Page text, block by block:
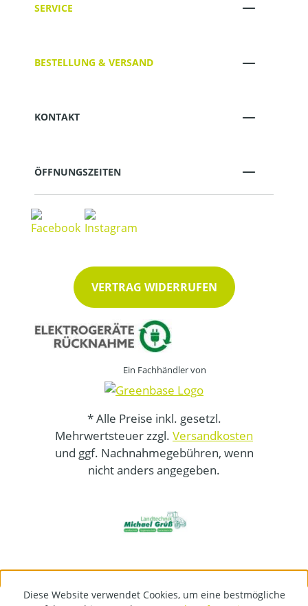
SERVICE
BESTELLUNG & VERSAND
KONTAKT
ÖFFNUNGSZEITEN
VERTRAG WIDERRUFEN
Ein Fachhändler von
* Alle Preise inkl. gesetzl.
Mehrwertsteuer zzgl. Versandkosten
und ggf. Nachnahmegebühren, wenn
nicht anders angegeben.
Diese Website verwendet Cookies, um eine bestmögliche